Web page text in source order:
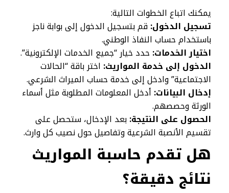
يمكنك اتباع الخطوات التالية:
تسجيل الدخول:قم بتسجيل الدخول إلى بوابة ناجز
باستخدام حساب النفاذ الوطني.
اختيار الخدمات: حدد خيار “جميع الخدمات الإلكترونية”.
الدخول إلى خدمة المواريث: اختر باقة “الحالات
الاجتماعية” وادخل إلى خدمة حساب الميراث الشرعي.
إدخال البيانات:أدخل المعلومات المطلوبة مثل أسماء
الورثة وحصصهم.
الحصول على النتيجة:بعد الإدخال، ستحصل على
تقسيم الأنصبة الشرعية وتفاصيل حول نصيب كل وارث.
هل تقدم حاسبة المواريث
نتائج دقيقة؟